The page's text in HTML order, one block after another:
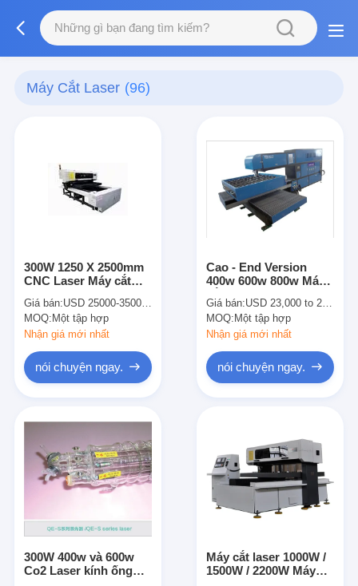
Máy Cắt Laser (96)
300W 1250 X 2500mm
CNC Laser Máy cắt
Giá bán:USD 25000-35000 Per Whole Set
MOQ: Một tập hợp
Nhận giá mới nhất
nói chuyện ngay.
Cao - End Version
400w 600w 800w Máy ​​
maker
Giá bán:USD 23,000 to 28,000 per set
MOQ: Một tập hợp
Nhận giá mới nhất
nói chuyện ngay.
300W 400w và 600w
Co2 Laser kính ống
Máy cắt laser 1000W /
1500W / 2200W Máy